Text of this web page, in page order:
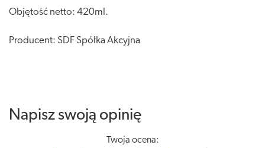
Objętość netto: 420ml.
Producent: SDF Spółka Akcyjna
Napisz swoją opinię
Twoja ocena: